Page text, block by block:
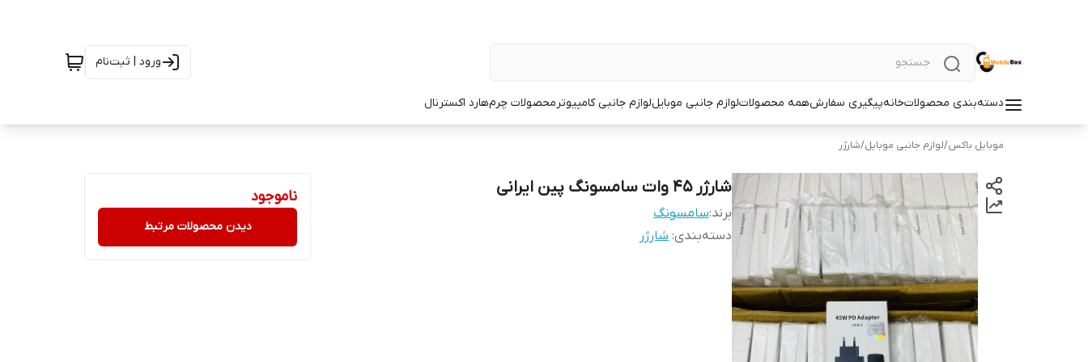
ورود | ثبت‌نام
دسته‌بندی محصولاتخانهپیگیری سفارشهمه محصولاتلوازم جانبی موبایللوازم جانبی کامپیوترمحصولات چرمهارد اکسترنال
موبایل باکس/لوازم جانبی موبایل/شارژر
شارژر 45 وات سامسونگ پین ایرانی
برند:سامسونگ
دسته‌بندی: شارژر
ناموجود
دیدن محصولات مرتبط